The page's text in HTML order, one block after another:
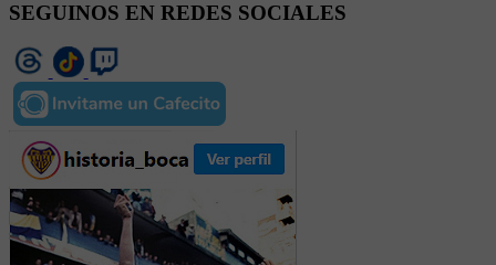
SEGUINOS EN REDES SOCIALES